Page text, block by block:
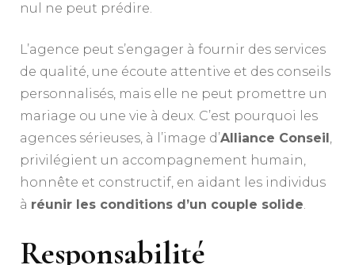
nul ne peut prédire.
L’agence peut s’engager à fournir des services
de qualité, une écoute attentive et des conseils
personnalisés, mais elle ne peut promettre un
mariage ou une vie à deux. C’est pourquoi les
agences sérieuses, à l’image d’Alliance Conseil ,
privilégient un accompagnement humain,
honnête et constructif, en aidant les individus
à réunir les conditions d’un couple solide.
Responsabilité